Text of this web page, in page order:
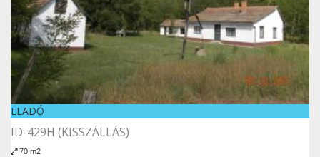
ELADÓ
ID-429H (KISSZÁLLÁS)
70 m2